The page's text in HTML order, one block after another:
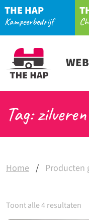
THE HAP
Kampeerbedrijf
Tag:
Home / Producten
Toont alle 4 resultaten